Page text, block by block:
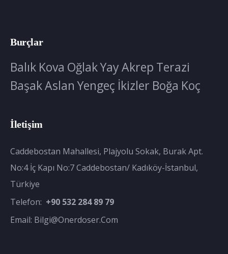
Burçlar
Balık Kova OğlakYayAkrep Terazi
BaşakAslan Yengeç İkizler Boğa Koç
İletişim
Caddebostan Mahallesi, Plajyolu Sokak, Burak Apt.
No:4 İç Kapı No:7 Caddebostan/ Kadıköy-İstanbul,
Türkiye
Telefon: +90 532 284 89 79
Email: Bilgi@onerdoser.com